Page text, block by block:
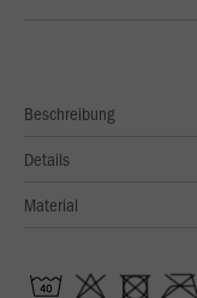
Beschreibung
Details
Material